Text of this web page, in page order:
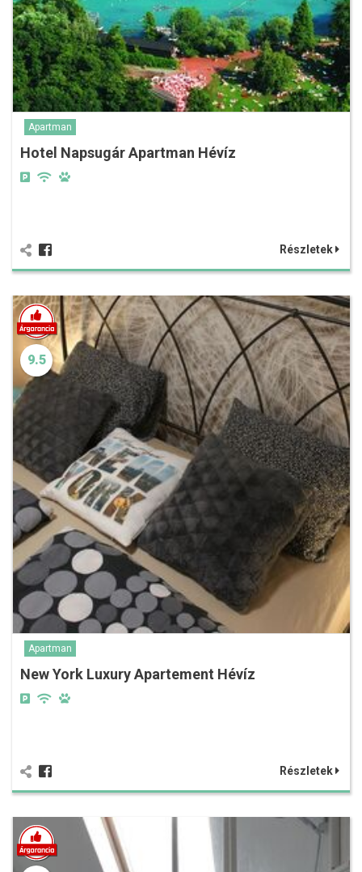
Apartman
Hotel Napsugár Apartman Hévíz
Részletek
9.5
Apartman
New York Luxury Apartement Hévíz
Részletek